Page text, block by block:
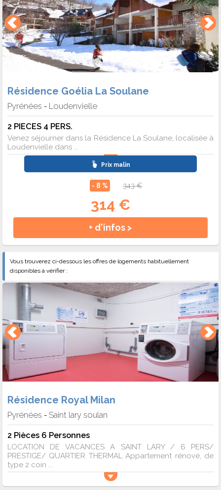
Résidence Goélia La Soulane
Pyrénées - Loudenvielle
2 PIECES 4 PERS.
Venez séjourner dans la Résidence La Soulane, localisée à
Loudenvielle dans ...
Prix malin
- 8 % 343 €
314 €
+ d'infos >
Vous trouverez ci-dessous les offres de logements habituellement
disponibles à vérifier :
Résidence Royal Milan
Pyrénées - Saint lary soulan
2 Pièces 6 Personnes
LOCATION DE VACANCES A SAINT LARY / 6 PERS/
PRESTIGE/ QUARTIER THERMAL Appartement rénové, de
type 2 coin ...